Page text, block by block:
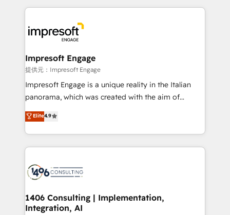
business with HubSpot? Let Cebra’s experts help
you grow faster, smarter, and with impact.
experiences. To us, technology is more than just
and—most importantly—simple. That’s why we lean
into bold ideas and shape them into thoughtful
products and strategies that actually make a
difference.
Impresoft Engage
提供元：Impresoft Engage
Impresoft Engage is a unique reality in the Italian
panorama, which was created with the aim of
putting Customer Experience at the center by
creating digital environments capable of integrating
people, processes and data. We offer the best
digital solutions on the market, ranging from CRM
marketing automation to online and offline sales
allowing companies to optimize processes and meet
the needs of the customer. We are part of Impresoft
Elite4.9
1406 Consulting | Implementation,
Integration, AI